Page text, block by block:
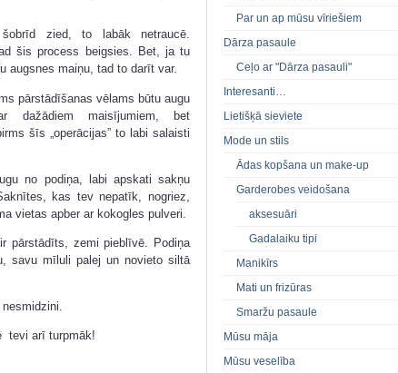
zied, to labāk netraucē.
šis process beigsies. Bet, ja tu
augsnes maiņu, tad to darīt var.
pārstādīšanas vēlams būtu augu
dažādiem maisījumiem, bet
šīs „operācijas” to labi salaisti
no podiņa, labi apskati sakņu
kas tev nepatīk, nogriez,
vietas apber ar kokogles pulveri.
pārstādīts, zemi pieblīvē. Podiņa
savu mīluli palej un novieto siltā
tevi arī turpmāk!
Par un ap mūsu vīriešiem
Dārza pasaule
Ceļo ar "Dārza pasauli"
Interesanti…
Lietišķā sieviete
Mode un stils
Ādas kopšana un make-up
Garderobes veidošana
aksesuāri
Gadalaiku tipi
Manikīrs
Mati un frizūras
Smaržu pasaule
Mūsu māja
Mūsu veselība